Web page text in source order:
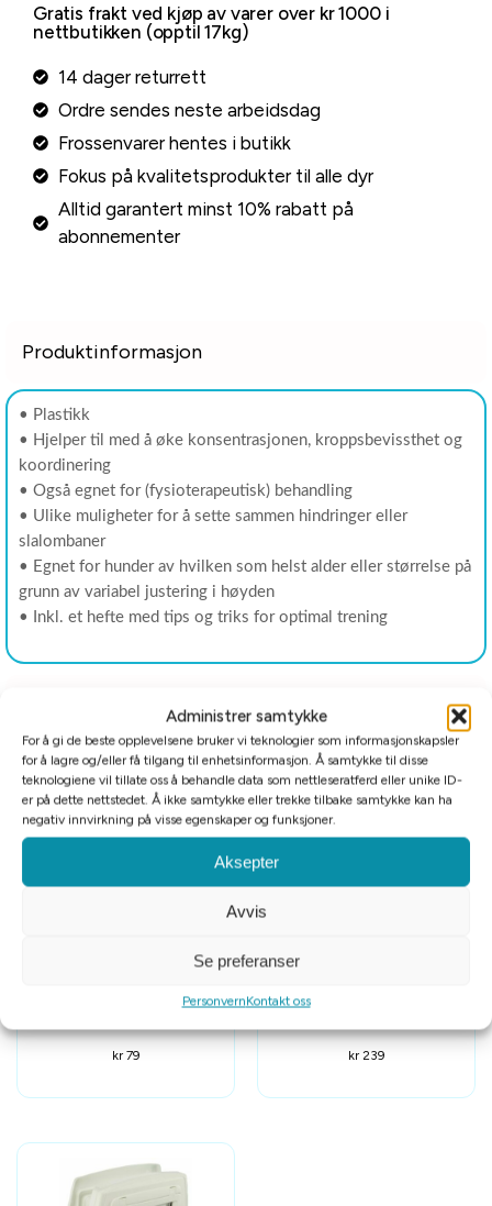
Administrer samtykke
For å gi de beste opplevelsene bruker vi teknologier som informasjonskapsler
for å lagre og/eller få tilgang til enhetsinformasjon. Å samtykke til disse
teknologiene vil tillate oss å behandle data som nettleseratferd eller unike ID-
er på dette nettstedet. Å ikke samtykke eller trekke tilbake samtykke kan ha
negativ innvirkning på visse egenskaper og funksjoner.
Aksepter
Avvis
Se preferanser
PersonvernKontakt oss
Gratis frakt ved kjøp av varer over kr 1000 i
nettbutikken (opptil 17kg)
14 dager returrett
Ordre sendes neste arbeidsdag
Frossenvarer hentes i butikk
Fokus på kvalitetsprodukter til alle dyr
Alltid garantert minst 10% rabatt på
abonnementer
Produktinformasjon
• Plastikk
• Hjelper til med å øke konsentrasjonen, kroppsbevissthet og
koordinering
• Også egnet for (fysioterapeutisk) behandling
• Ulike muligheter for å sette sammen hindringer eller
slalombaner
• Egnet for hunder av hvilken som helst alder eller størrelse på
grunn av variabel justering i høyden
• Inkl. et hefte med tips og triks for optimal trening
Tilleggsinformasjon
Relaterte produkter
Godbitveske 10x14cm
kr79
Afp Chill Out kjøleskjerf XL
kr239